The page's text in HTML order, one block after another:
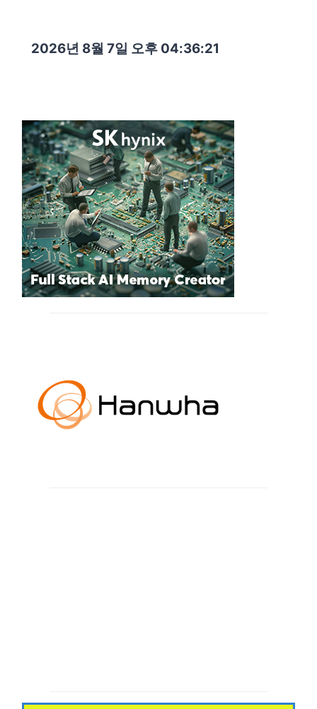
2026년 8월 7일 오후 04:36:22